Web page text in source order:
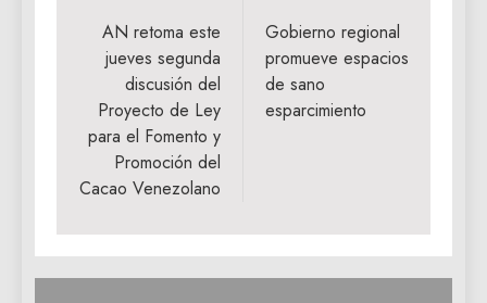
de
entradas
AN retoma este
jueves segunda
discusión del
Proyecto de Ley
para el Fomento y
Promoción del
Cacao Venezolano
Gobierno regional
promueve espacios
de sano
esparcimiento